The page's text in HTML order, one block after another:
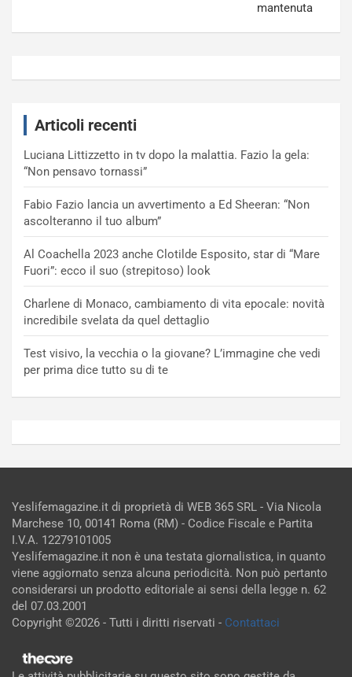
mantenuta
Articoli recenti
Luciana Littizzetto in tv dopo la malattia. Fazio la gela:
“Non pensavo tornassi”
Fabio Fazio lancia un avvertimento a Ed Sheeran: “Non
ascolteranno il tuo album”
Al Coachella 2023 anche Clotilde Esposito, star di “Mare
Fuori”: ecco il suo (strepitoso) look
Charlene di Monaco, cambiamento di vita epocale: novità
incredibile svelata da quel dettaglio
Test visivo, la vecchia o la giovane? L’immagine che vedi
per prima dice tutto su di te
Yeslifemagazine.it di proprietà di WEB 365 SRL - Via Nicola
Marchese 10, 00141 Roma (RM) - Codice Fiscale e Partita
I.V.A. 12279101005
Yeslifemagazine.it non è una testata giornalistica, in quanto
viene aggiornato senza alcuna periodicità. Non può pertanto
considerarsi un prodotto editoriale ai sensi della legge n. 62
del 07.03.2001
Copyright ©2026 - Tutti i diritti riservati - Contattaci